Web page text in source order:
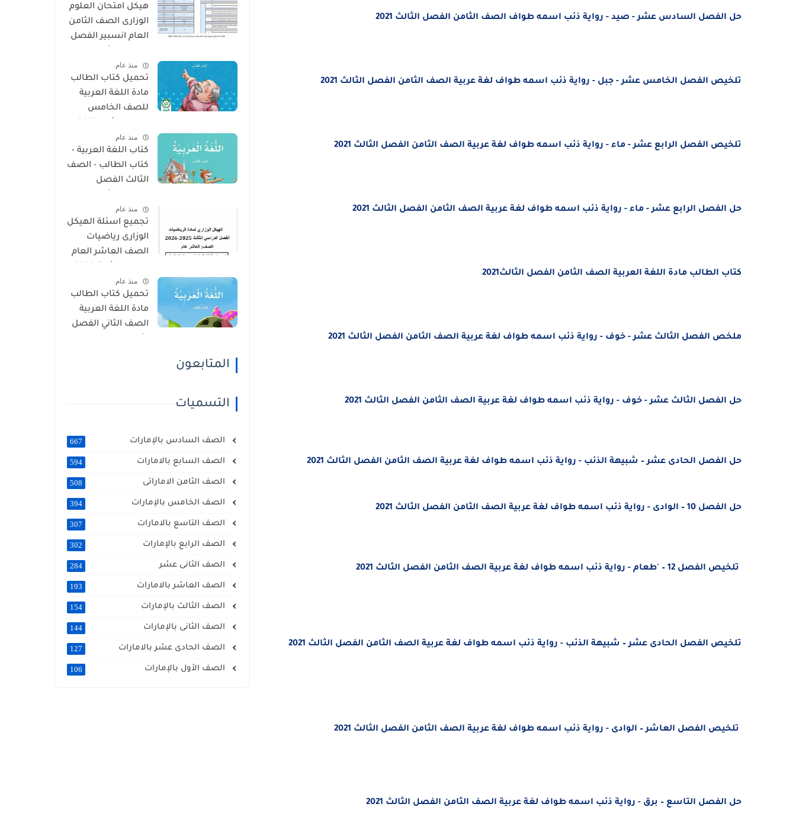
حل الفصل السادس عشر - صيد - رواية ذئب اسمه طواف الصف الثامن الفصل الثالث 2021
تلخيص الفصل الخامس عشر - جبل - رواية ذئب اسمه طواف لغة عربية الصف الثامن الفصل الثالث 2021
تلخيص الفصل الرابع عشر - ماء - رواية ذئب اسمه طواف لغة عربية الصف الثامن الفصل الثالث 2021
حل الفصل الرابع عشر - ماء - رواية ذئب اسمه طواف لغة عربية الصف الثامن الفصل الثالث 2021
كتاب الطالب مادة اللغة العربية الصف الثامن الفصل الثالث2021
ملخص الفصل الثالث عشر - خوف - رواية ذئب اسمه طواف لغة عربية الصف الثامن الفصل الثالث 2021
حل الفصل الثالث عشر - خوف - رواية ذئب اسمه طواف لغة عربية الصف الثامن الفصل الثالث 2021
حل الفصل الحادى عشر – شبيهة الذئب - رواية ذئب اسمه طواف لغة عربية الصف الثامن الفصل الثالث 2021
حل الفصل 10 – الوادى - رواية ذئب اسمه طواف لغة عربية الصف الثامن الفصل الثالث 2021
تلخيص الفصل 12 – 'طعام - رواية ذئب اسمه طواف لغة عربية الصف الثامن الفصل الثالث 2021
تلخيص الفصل الحادى عشر – شبيهة الذئب - رواية ذئب اسمه طواف لغة عربية الصف الثامن الفصل الثالث 2021
تلخيص الفصل العاشر – الوادى - رواية ذئب اسمه طواف لغة عربية الصف الثامن الفصل الثالث 2021
حل الفصل التاسع – برق - رواية ذئب اسمه طواف لغة عربية الصف الثامن الفصل الثالث 2021
هيكل امتحان العلوم
الوزارى الصف الثامن
العام انسبير الفصل
2026منذ عام
تحميل كتاب الطالب
مادة اللغة العربية
للصف الخامس
2026 منهج الإماراتمنذ عام
كتاب اللغة العربية -
كتاب الطالب - الصف
الثالث الفصل
2026 منهج الإماراتمنذ عام
تجميع اسئلة الهيكل
الوزارى رياضيات
الصف العاشر العام
منذ عام
تحميل كتاب الطالب
مادة اللغة العربية
الصف الثاني الفصل
المتابعون
التسميات
الصف السادس بالإمارات 667
الصف السابع بالامارات 594
الصف الثامن الاماراتى 508
الصف الخامس بالإمارات 394
الصف التاسع بالامارات 307
الصف الرابع بالإمارات 302
الصف الثانى عشر 284
الصف العاشر بالامارات 193
الصف الثالث بالإمارات 154
الصف الثانى بالإمارات 144
الصف الحادى عشر بالامارات 127
الصف الأول بالإمارات 106